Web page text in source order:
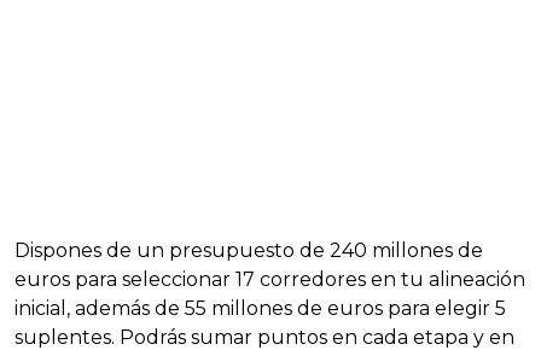
Dispones de un presupuesto de 240 millones de
euros para seleccionar 17 corredores en tu alineación
inicial, además de 55 millones de euros para elegir 5
suplentes. Podrás sumar puntos en cada etapa y en